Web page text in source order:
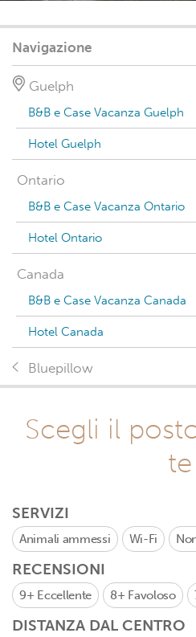
Navigazione
Guelph
B&B e Case Vacanza Guelph
Hotel Guelph
Ontario
B&B e Case Vacanza Ontario
Hotel Ontario
Canada
B&B e Case Vacanza Canada
Hotel Canada
Bluepillow
Scegli il
te
SERVIZI
Animali ammessi Wi-Fi
RECENSIONI
9+ Eccellente 8+ Favoloso
DISTANZA DAL CENTRO